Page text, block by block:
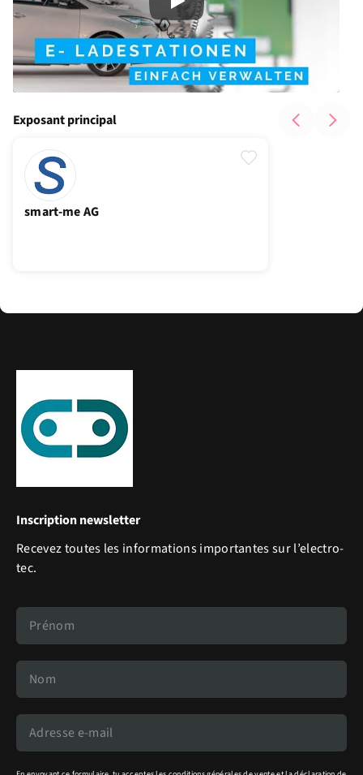
Play
smart-me AG
Exposant principal
Inscription newsletter
Recevez toutes les informations importantes sur l’electro-
tec.